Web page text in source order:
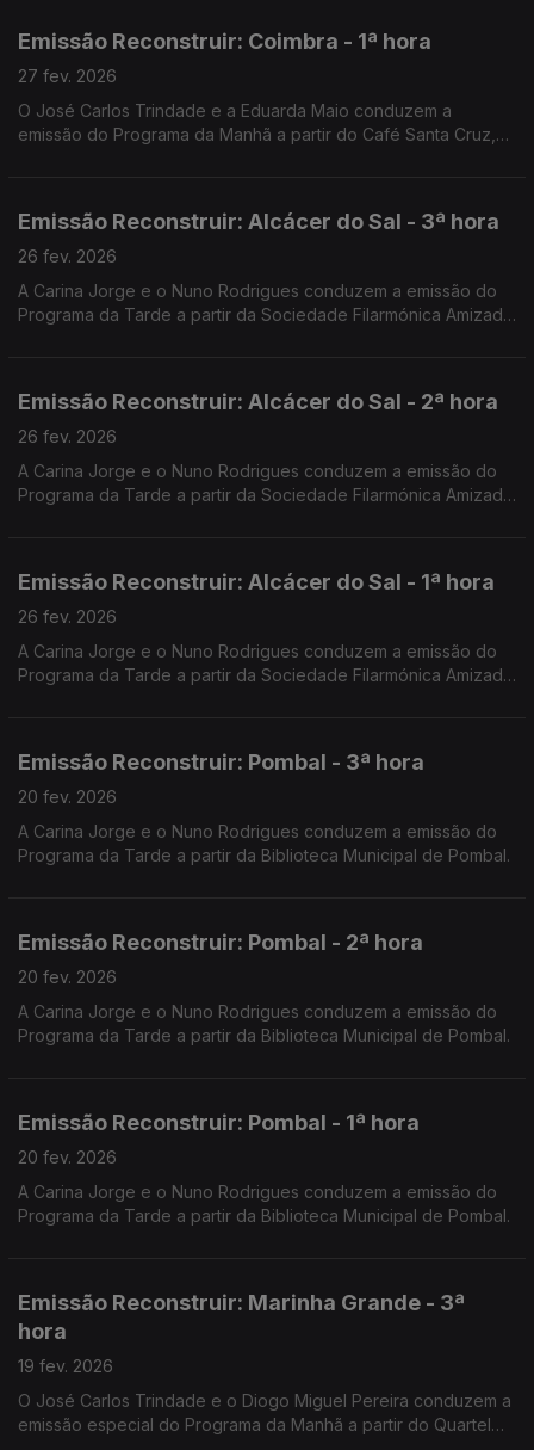
Emissão Reconstruir: Coimbra - 1ª hora
27 fev. 2026
O José Carlos Trindade e a Eduarda Maio conduzem a
emissão do Programa da Manhã a partir do Café Santa Cruz,
Emissão Reconstruir: Alcácer do Sal - 3ª hora
26 fev. 2026
A Carina Jorge e o Nuno Rodrigues conduzem a emissão do
Programa da Tarde a partir da Sociedade Filarmónica Amizade
Emissão Reconstruir: Alcácer do Sal - 2ª hora
26 fev. 2026
A Carina Jorge e o Nuno Rodrigues conduzem a emissão do
Programa da Tarde a partir da Sociedade Filarmónica Amizade
Emissão Reconstruir: Alcácer do Sal - 1ª hora
26 fev. 2026
A Carina Jorge e o Nuno Rodrigues conduzem a emissão do
Programa da Tarde a partir da Sociedade Filarmónica Amizade
Emissão Reconstruir: Pombal - 3ª hora
20 fev. 2026
A Carina Jorge e o Nuno Rodrigues conduzem a emissão do
Programa da Tarde a partir da Biblioteca Municipal de Pombal.
Emissão Reconstruir: Pombal - 2ª hora
20 fev. 2026
A Carina Jorge e o Nuno Rodrigues conduzem a emissão do
Programa da Tarde a partir da Biblioteca Municipal de Pombal.
Emissão Reconstruir: Pombal - 1ª hora
20 fev. 2026
A Carina Jorge e o Nuno Rodrigues conduzem a emissão do
Programa da Tarde a partir da Biblioteca Municipal de Pombal.
Emissão Reconstruir: Marinha Grande - 3ª
hora
19 fev. 2026
O José Carlos Trindade e o Diogo Miguel Pereira conduzem a
emissão especial do Programa da Manhã a partir do Quartel